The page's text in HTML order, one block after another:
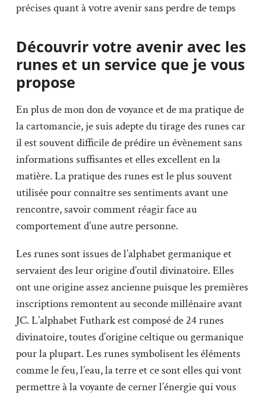
précises quant à votre avenir sans perdre de temps
Découvrir votre avenir avec les
runes et un service que je vous
propose
En plus de mon don de voyance et de ma pratique de
la cartomancie, je suis adepte du tirage des runes car
il est souvent difficile de prédire un évènement sans
informations suffisantes et elles excellent en la
matière. La pratique des runes est le plus souvent
utilisée pour connaître ses sentiments avant une
rencontre, savoir comment réagir face au
comportement d’une autre personne.
Les runes sont issues de l’alphabet germanique et
servaient des leur origine d’outil divinatoire. Elles
ont une origine assez ancienne puisque les premières
inscriptions remontent au seconde millénaire avant
JC. L’alphabet Futhark est composé de 24 runes
divinatoire, toutes d’origine celtique ou germanique
pour la plupart. Les runes symbolisent les éléments
comme le feu, l’eau, la terre et ce sont elles qui vont
permettre à la voyante de cerner l’énergie qui vous